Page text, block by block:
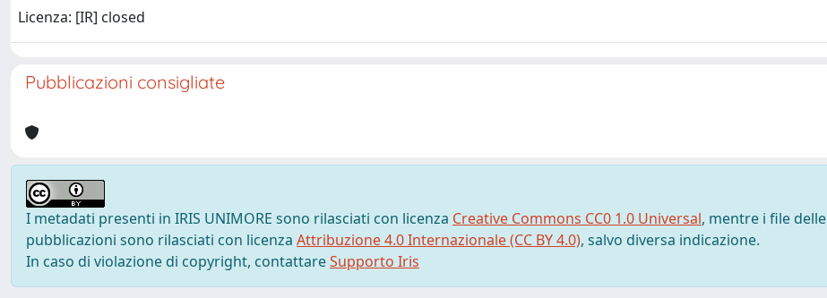
Licenza: [IR] closed
Pubblicazioni consigliate
I metadati presenti in IRIS UNIMORE sono rilasciati con licenza Creative Commons CC0 1.0 Universal, mentre i file delle
pubblicazioni sono rilasciati con licenza Attribuzione 4.0 Internazionale (CC BY 4.0), salvo diversa indicazione.
In caso di violazione di copyright, contattareSupporto Iris